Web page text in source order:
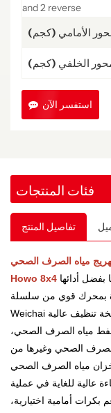
and 2 reverse
استفسر الآن
فئات المنتجات
تفاصيل المنتج
مياه الصرف الصحي
بفضل أدائها
بمحرك قوي من سلسلة
Weichai بقوة قصوى تبلغ 350 حصانًا، بالإضافة إلى مضخة تنظيف عالية
ونظام شفط مياه الصرف الصحي،
الصحي وغيرها من
مياه الصرف الصحي
عالية للغاية في عملية
بكرات أمامية اختيارية،